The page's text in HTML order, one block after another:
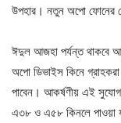
উপহার। নতুন অপো ফোনের
ঈদুল আজহা পর্যন্ত থাকবে
অপো ডিভাইস কিনে
পাবেন। আকর্ষণীয় এই
এ৩৮ ও এ৫৮ কিনলে পাওয়া